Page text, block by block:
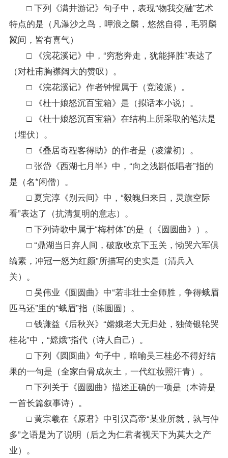
□ 下列《满井游记》句子中，表现“物我交融”艺术
特点的是（凡瀑沙之鸟，呷浪之麟，悠然自得，毛羽麟
鬣间，皆有喜气）
□ 《浣花溪记》中，“穷愁奔走，犹能择胜”表达了
（对杜甫胸襟阔大的赞叹）。
□ 《浣花溪记》作者钟惺属于（竞陵派）。
□ 《杜十娘怒沉百宝箱》是（拟话本小说）。
□ 《杜十娘怒沉百宝箱》在结构上所采取的笔法是
（埋伏）。
□ 《叠居奇程客得助》的作者是（凌濛初）。
□ 张岱《西湖七月半》中，“向之浅斟低唱者”指的
是（名*闲僧）。
□ 夏完淳《别云间》中，“毅魄归来日，灵旗空际
看”表达了（抗清复明的意志）。
□ 下列诗歌中属于“梅村体”的是（《圆圆曲》）。
□ “鼎湖当日弃人间，破敌收京下玉关，恸哭六军俱
缟素，冲冠一怒为红颜”所描写的史实是（清兵入
关）。
□ 吴伟业《圆圆曲》中“若非壮士全师胜，争得蛾眉
匹马还”里的“蛾眉”指（陈圆圆）。
□ 钱谦益《后秋兴》“嫦娥老大无归处，独倚银轮哭
桂花”中，“嫦娥”指代（诗人自己）。
□ 下列《圆圆曲》句子中，暗喻吴三桂必不得好结
果的一句是（全家白骨成灰土，一代红妆照汗青）。
□ 下列关于《圆圆曲》描述正确的一项是（本诗是
一首长篇叙事诗）。
□ 黄宗羲在《原君》中引汉高帝“某业所就，孰与仲
多”之语是为了说明（后之为仁君者视天下为莫大之产
业）。